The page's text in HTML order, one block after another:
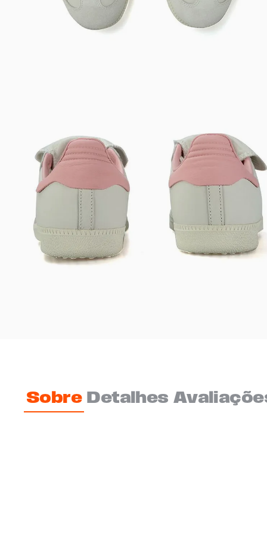
Sobre Detalhes